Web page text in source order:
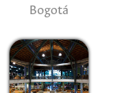
Bogotá